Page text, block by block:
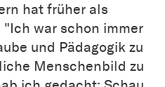
hat früher als
war schon immer
und Pädagogik zu
Menschenbild zu